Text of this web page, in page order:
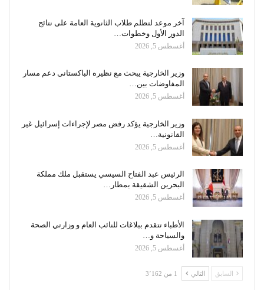
آخر موعد لتظلم طلاب الثانوية العامة على نتائج
الدور الأول وخطوات…
أغسطس 5, 2026
وزير الخارجية يبحث مع نظيره الباكستانى دعم مسار
المفاوضات بين…
أغسطس 5, 2026
وزير الخارجية يؤكد رفض مصر لإجراءات إسرائيل غير
القانونية…
أغسطس 5, 2026
الرئيس عبد الفتاح السيسي يستقبل ملك مملكة
البحرين الشقيقة بمطار…
أغسطس 5, 2026
الأطباء تتقدم ببلاغات للنائب العام و وزارتي الصحة
والسياحة و…
أغسطس 5, 2026
السابق التالي 1 من 3٬162